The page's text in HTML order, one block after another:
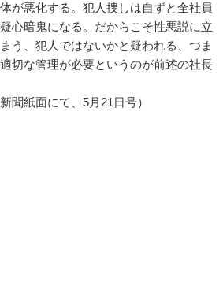
が悪化する。犯人捜しは自ずと全社員
心暗鬼になる。だからこそ性悪説に立
う、犯人ではないかと疑われる、つま
切な管理が必要というのが前述の社長
聞紙面にて、5月21日号）